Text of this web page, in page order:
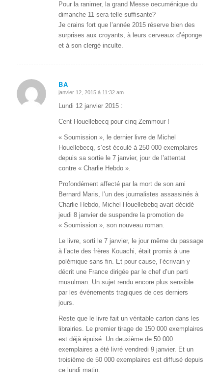
Pour la ranimer, la grand Messe oecuménique du
dimanche 11 sera-telle suffisante?
Je crains fort que l’année 2015 réserve bien des
surprises aux croyants, à leurs cerveaux d’éponge
et à son clergé inculte.
BA
dit
:
janvier 12, 2015 à 11:32 am
Lundi 12 janvier 2015 :
Cent Houellebecq pour cinq Zemmour !
« Soumission », le dernier livre de Michel
Houellebecq, s’est écoulé à 250 000 exemplaires
depuis sa sortie le 7 janvier, jour de l’attentat
contre « Charlie Hebdo ».
Profondément affecté par la mort de son ami
Bernard Maris, l’un des journalistes assassinés à
Charlie Hebdo, Michel Houellebebq avait décidé
jeudi 8 janvier de suspendre la promotion de
« Soumission », son nouveau roman.
Le livre, sorti le 7 janvier, le jour même du passage
à l’acte des frères Kouachi, était promis à une
polémique sans fin. Et pour cause, l’écrivain y
décrit une France dirigée par le chef d’un parti
musulman. Un sujet rendu encore plus sensible
par les événements tragiques de ces derniers
jours.
Reste que le livre fait un véritable carton dans les
librairies. Le premier tirage de 150 000 exemplaires
est déjà épuisé. Un deuxième de 50 000
exemplaires a été livré vendredi 9 janvier. Et un
troisième de 50 000 exemplaires est diffusé depuis
ce lundi matin.